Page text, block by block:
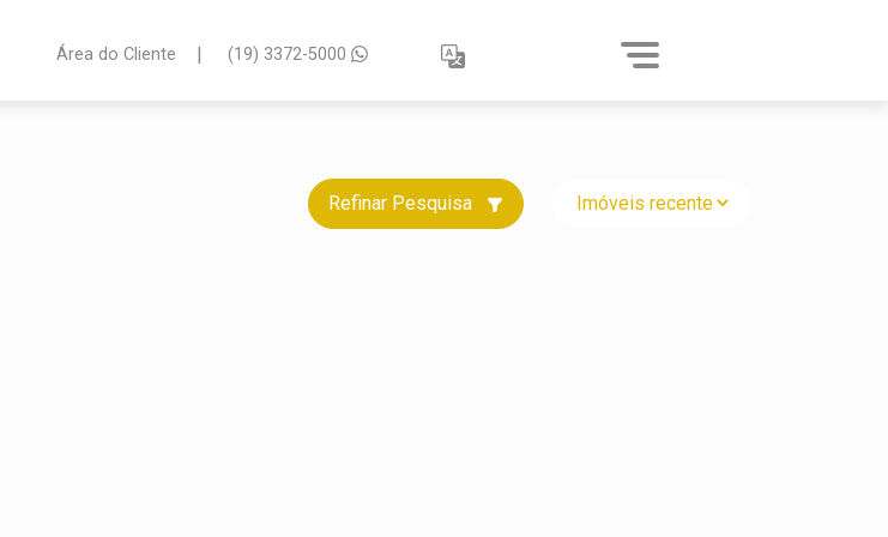
Área do Cliente | (19) 3372-5000
Refinar Pesquisa